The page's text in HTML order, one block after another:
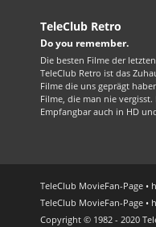
TeleClub Retro
Do you remember.
Die besten Filme der
TeleClub Retro ist das
Filme die uns geprägt
Filme, die man nie
Empfangbar auch in HD
TeleClub MovieFan-Page
TeleClub MovieFan-Page
Copyright © 1982 - 2020